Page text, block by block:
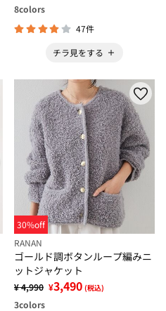
8colors
47件
チラ見をする
30%off
RANAN
ゴールド調ボタンループ編みニ
ットジャケット
¥ 4,990 ¥3,490 (税込)
3colors